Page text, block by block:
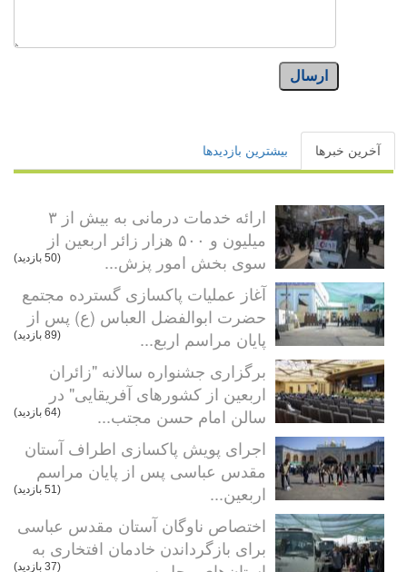
ارسال
آخرین خبرها بیشترین بازدیدها
ارائه خدمات درمانی به بیش از ۳
میلیون و ۵۰۰ هزار زائر اربعین از
سوی بخش امور پزش...
(50 بازدید)
آغاز عملیات پاکسازی گسترده مجتمع
حضرت ابوالفضل العباس (ع) پس از
پایان مراسم اربع...
(89 بازدید)
برگزاری جشنواره سالانه "زائران
اربعین از کشورهای آفریقایی" در
سالن امام حسن مجتب...
(64 بازدید)
اجرای پویش پاکسازی اطراف آستان
مقدس عباسی پس از پایان مراسم
اربعین...
(51 بازدید)
اختصاص ناوگان آستان مقدس عباسی
برای بازگرداندن خادمان افتخاری به
(37 بازدید)